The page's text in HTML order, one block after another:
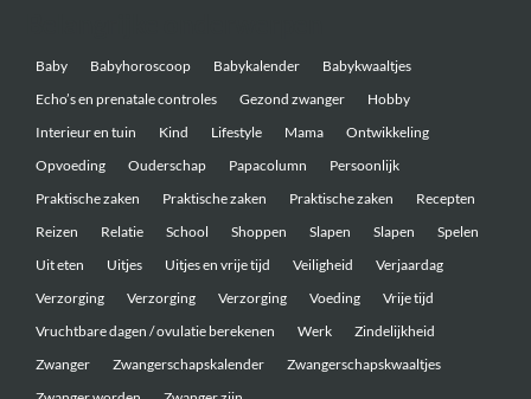
Baby Babyhoroscoop Babykalender
Babykwaaltjes
Echo’s en prenatale controles
Gezond zwanger
Hobby
Interieur en tuin
Kind Lifestyle Mama
Ontwikkeling
Opvoeding
Ouderschap Papacolumn
Persoonlijk
Praktische zaken
Praktische zaken Praktische zaken
Recepten
Reizen
Relatie School Shoppen Slapen Slapen
Spelen
Uit eten
Uitjes Uitjes en vrije tijd Veiligheid
Verjaardag
Verzorging
Verzorging Verzorging Voeding
Vrije tijd
Vruchtbare dagen / ovulatie berekenen
Werk
Zindelijkheid
Zwanger
Zwangerschapskalender
Zwangerschapskwaaltjes